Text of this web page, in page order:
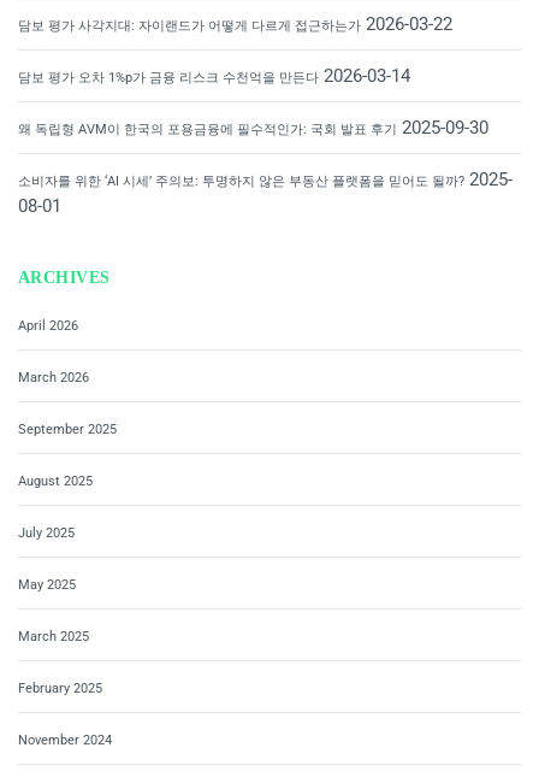
담보 평가 사각지대: 자이랜드가 어떻게 다르게 접근하는가 2026-03-22
담보 평가 오차 1%p가 금융 리스크 수천억을 만든다 2026-03-14
왜 독립형 AVM이 한국의 포용금융에 필수적인가: 국회 발표 후기 2025-09-30
소비자를 위한 ‘AI 시세’ 주의보: 투명하지 않은 부동산 플랫폼을 믿어도 될까? 2025-
08-01
ARCHIVES
April 2026
March 2026
September 2025
August 2025
July 2025
May 2025
March 2025
February 2025
November 2024